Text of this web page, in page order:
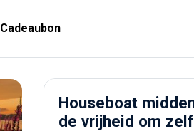
Cadeaubon
Houseboat
de vrijheid om